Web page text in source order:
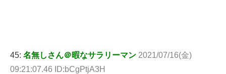
45: 名無しさん＠暇なサラリーマン 2021/07/16(金)
09:21:07.46 ID:bCgPtjA3H